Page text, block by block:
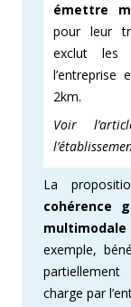
émettre
pour leur
exclut les
2km.
Voir
La
cohérence
exemple,
charge par